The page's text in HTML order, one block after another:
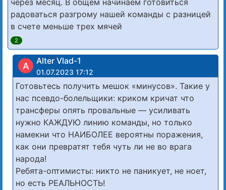
радоваться разгрому нашей команды с разницей
в счете меньше трех мячей
2
A Alter Vlad-1
01.07.2023 17:12
Готовьтесь получить мешок «минусов». Такие у
нас псевдо-болельщики: криком кричат что
трансферы опять провальные — усиливать
нужно КАЖДУЮ линию команды, но только
намекни что НАИБОЛЕЕ вероятны поражения,
как они превратят тебя чуть ли не во врага
народа!
Ребята-оптимисты: никто не паникует, не ноет,
но есть РЕАЛЬНОСТЬ!